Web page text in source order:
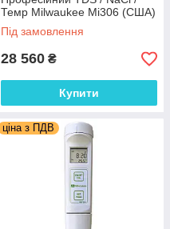
Темр Milwaukee Mi306 (США)
Під замовлення
28 560 ₴
Купити
ціна з ПДВ